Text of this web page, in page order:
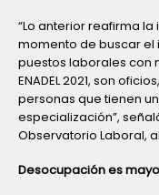
“Lo anterior reafirma
momento de buscar el
puestos laborales con
ENADEL 2021, son
personas que tienen
especialización”,
Observatorio Laboral,
Desocupación es